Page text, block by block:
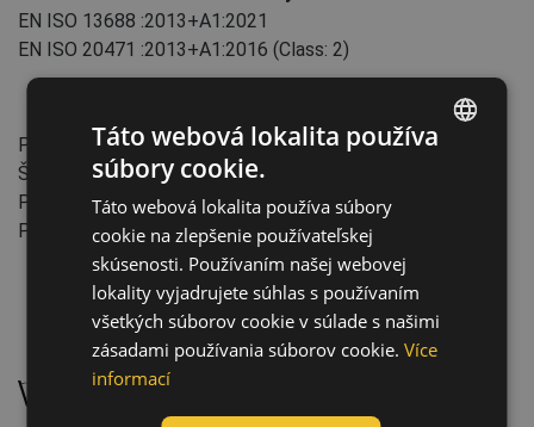
EN ISO 13688 :2013+A1:2021
EN ISO 20471 :2013+A1:2016 (Class: 2)
Predĺžená dĺžka nohavice: 5 cm
Štýl: Relax
Počet cyklov: 25
Priemysel: Stavba, Strojárstvo
Údržba:
Prať na 40 °C, normálny proces prania
CZECH
SLOVAK
ROMANIAN
Táto webová lokalita používa
súbory cookie.
Táto webová lokalita používa súbory
cookie na zlepšenie používateľskej
skúsenosti. Používaním našej webovej
lokality vyjadrujete súhlas s používaním
všetkých súborov cookie v súlade s našimi
zásadami používania súborov cookie. Více
informací